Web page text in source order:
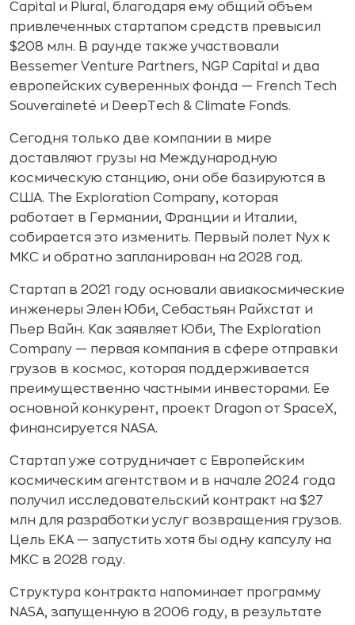
Capital и Plural, благодаря ему общий объем
привлеченных стартапом средств превысил
$208 млн. В раунде также участвовали
Bessemer Venture Partners, NGP Capital и два
европейских суверенных фонда — French Tech
Souveraineté и DeepTech & Climate Fonds.
Сегодня только две компании в мире
доставляют грузы на Международную
космическую станцию, они обе базируются в
США. The Exploration Company, которая
работает в Германии, Франции и Италии,
собирается это изменить. Первый полет Nyx к
МКС и обратно запланирован на 2028 год.
Стартап в 2021 году основали авиакосмические
инженеры Элен Юби, Себастьян Райхстат и
Пьер Вайн. Как заявляет Юби, The Exploration
Company — первая компания в сфере отправки
грузов в космос, которая поддерживается
преимущественно частными инвесторами. Ее
основной конкурент, проект Dragon от SpaceX,
финансируется NASA.
Стартап уже сотрудничает с Европейским
космическим агентством и в начале 2024 года
получил исследовательский контракт на $27
млн для разработки услуг возвращения грузов.
Цель ЕКА — запустить хотя бы одну капсулу на
МКС в 2028 году.
Структура контракта напоминает программу
NASA, запущенную в 2006 году, в результате